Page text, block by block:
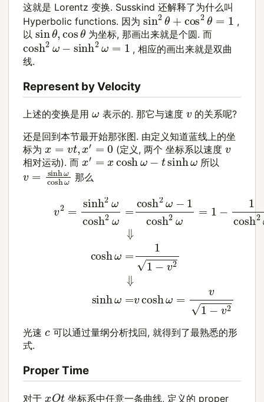
这就是 Lorentz 变换. Susskind 还解释了为什么叫
Hyperbolic functions. 因为sin2θ+cos2θ =1
,
以sinθ,cosθ为坐标, 那画出来就是个圆. 而
cosh2ω−sinh2ω= 1 , 相应的画出来就是双曲
线.
Represent by Velocity
上述的变换是用ω 表示的. 那它与速度 v 的关系呢?
还是回到本节最开始那张图. 由定义知道蓝线上的坐
标为x=v t,x′=0 (定义, 两个 坐标系以速度v
相对运动). 而x′= coshω−t sinhω 所以
v=sinhωcosh
那么
2ωcosh cosh ω =
光速c可以通过量纲分析找回, 就得到了最熟悉的形
式.
Proper Time
对于xOt坐标系中任意一条曲线, 定义的 proper